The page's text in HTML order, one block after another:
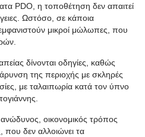
PDO, η τοποθέτηση δεν απαιτεί
Ωστόσο, σε κάποια
μικροί μώλωπες, που
δίνονται οδηγίες, καθώς
της περιοχής με σκληρές
με ταλαιπωρία κατά τον ύπνο
οικονομικός τρόπος
δεν αλλοιώνει τα